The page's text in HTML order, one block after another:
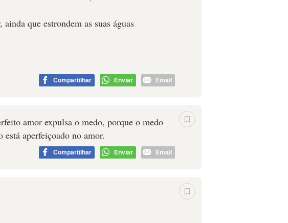
que estrondem as suas águas
Compartilhar Enviar Email
amor expulsa o medo, porque o medo
aperfeiçoado no amor.
Compartilhar Enviar Email